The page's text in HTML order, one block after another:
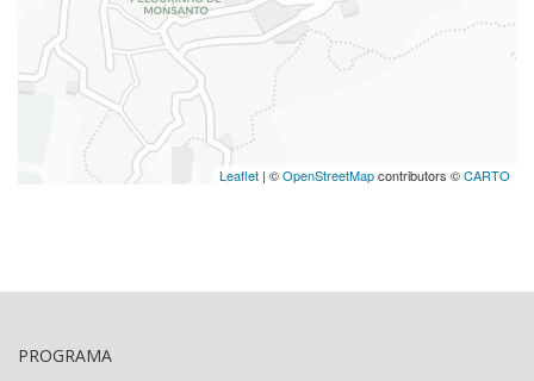
Leaflet | ©OpenStreetMapcontributors ©CARTO
PROGRAMA